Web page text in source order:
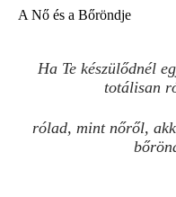
A Nő és a Bőröndje
Ha Te készülődnél
totálisan
rólad, mint nőről,